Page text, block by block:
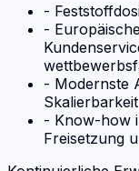
-
-
- Modernste
Skalierbarkeit
- Know-how
Freisetzung